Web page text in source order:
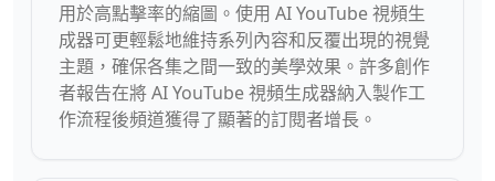
用於高點擊率的縮圖。使用 AI YouTube 視頻生
成器可更輕鬆地維持系列內容和反覆出現的視覺
主題，確保各集之間一致的美學效果。許多創作
者報告在將 AI YouTube 視頻生成器納入製作工
作流程後頻道獲得了顯著的訂閱者增長。